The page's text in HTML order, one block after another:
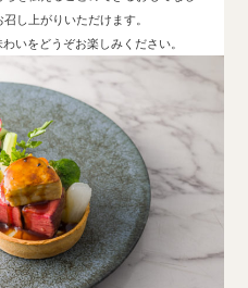
し上がりいただけます。
いをどうぞお楽しみください。